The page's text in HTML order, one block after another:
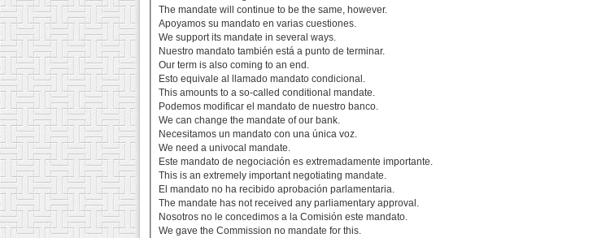
The mandate will continue to be the same, however.
Apoyamos su mandato en varias cuestiones.
We support its mandate in several ways.
Nuestro mandato también está a punto de terminar.
Our term is also coming to an end.
Esto equivale al llamado mandato condicional.
This amounts to a so-called conditional mandate.
Podemos modificar el mandato de nuestro banco.
We can change the mandate of our bank.
Necesitamos un mandato con una única voz.
We need a univocal mandate.
Este mandato de negociación es extremadamente importante.
This is an extremely important negotiating mandate.
El mandato no ha recibido aprobación parlamentaria.
The mandate has not received any parliamentary approval.
Nosotros no le concedimos a la Comisión este mandato.
We gave the Commission no mandate for this.